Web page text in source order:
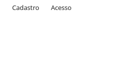
Cadastro Acesso